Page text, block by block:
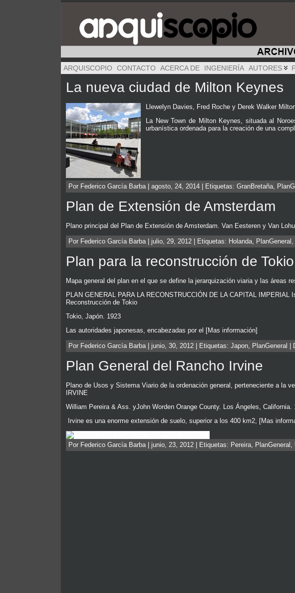
ARQUISCOPIO CONTACTO ACERCA DE INGENIERÍA AUTORES
La nueva ciudad de Milton Keynes
Llewelyn Davies, Fred Roche y Derek Walker
La New Town de Milton Keynes, situada al
urbanística ordenada para la creación de una
Por Federico García Barba | agosto, 24, 2014 | Etiquetas: GranBretaña
Plan de Extensión de Amsterdam
Plano principal del Plan de Extensión de Amsterdam. Van Eesteren y Van
Por Federico García Barba | julio, 29, 2012 | Etiquetas: Holanda, PlanGeneral ,
Plan para la reconstrucción de Tokio
Mapa general del plan en el que se define la jerarquización viaria y las áreas
PLAN GENERAL PARA LA RECONSTRUCCIÓN DE LA CAPITAL
Reconstrucción de Tokio
Tokio, Japón. 1923
Las autoridades japonesas, encabezadas por el [Mas información]
Por Federico García Barba | junio, 30, 2012 | Etiquetas: Japon, PlanGeneral
Plan General del Rancho Irvine
Plano de Usos y Sistema Viario de la ordenación general, perteneciente a la
IRVINE
William Pereira & Ass. yJohn Worden Orange County. Los Ángeles, California.
Irvine es una enorme extensión de suelo, superior a los 400 km2, [Mas
Por Federico García Barba | junio, 23, 2012 | Etiquetas: Pereira PlanGeneral